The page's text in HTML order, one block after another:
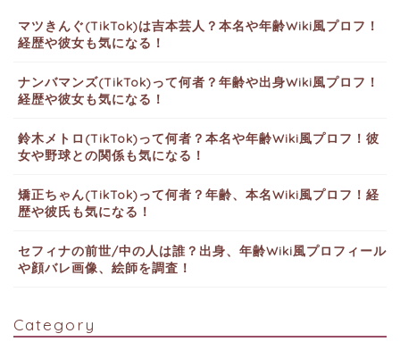
マツきんぐ(TikTok)は吉本芸人？本名や年齢Wiki風プロフ！
経歴や彼女も気になる！
ナンバマンズ(TikTok)って何者？年齢や出身Wiki風プロフ！
経歴や彼女も気になる！
鈴木メトロ(TikTok)って何者？本名や年齢Wiki風プロフ！彼
女や野球との関係も気になる！
矯正ちゃん(TikTok)って何者？年齢、本名Wiki風プロフ！経
歴や彼氏も気になる！
セフィナの前世/中の人は誰？出身、年齢Wiki風プロフィール
や顔バレ画像、絵師を調査！
Category